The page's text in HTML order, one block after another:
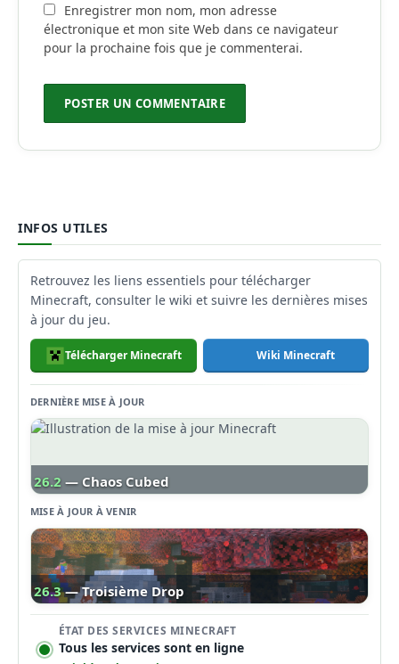
Enregistrer mon nom, mon adresse
électronique et mon site Web dans ce navigateur
pour la prochaine fois que je commenterai.
INFOS UTILES
Retrouvez les liens essentiels pour télécharger
Minecraft, consulter le wiki et suivre les dernières mises
à jour du jeu.
Télécharger Minecraft Wiki Minecraft
DERNIÈRE MISE À JOUR
26.2 — Chaos Cubed
MISE À JOUR À VENIR
26.3 — Troisième Drop
ÉTAT DES SERVICES MINECRAFT
Tous les services sont en ligne